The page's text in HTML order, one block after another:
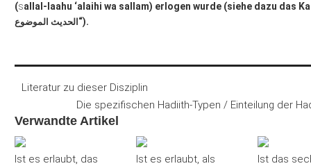
(sallal-laahu ‘alaihi wa sallam) erlogen wurde (siehe dazu das
الحديث الموضوع “).
Literatur zu dieser Disziplin
Die spezifischen Hadiith-Typen / Einteilung der
Verwandte Artikel
Ist es erlaubt, das
Ist es erlaubt, als
Ist das